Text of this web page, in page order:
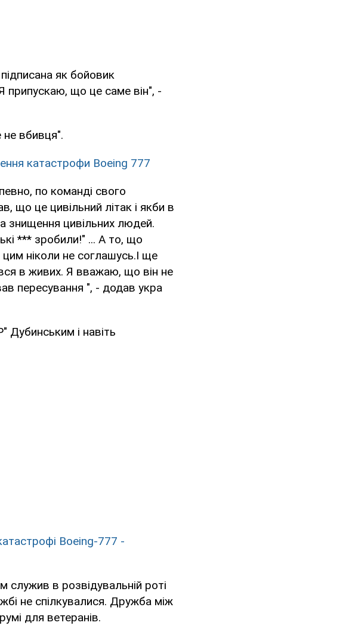
як бойовик
припускаю, що це саме він", -
вбивця".
катастрофи Boeing 777
по команді свого
що це цивільний літак і якби в
знищення цивільних людей.
*** зробили!" ... А то, що
ніколи не соглашусь.І ще
в живих. Я вважаю, що він не
пересування ", - додав укра
і навіть
Boeing-777 -
служив в розвідувальній роті
не спілкувалися. Дружба між
для ветеранів.